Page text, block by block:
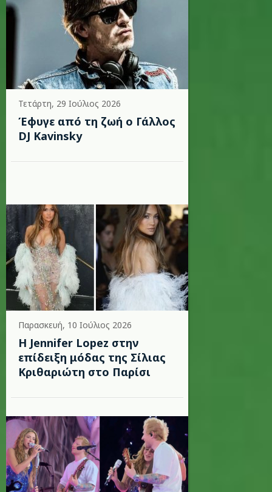
Τετάρτη, 29 Ιούλιος 2026
Έφυγε από τη ζωή ο Γάλλος
DJ Kavinsky
Παρασκευή, 10 Ιούλιος 2026
Η Jennifer Lopez στην
επίδειξη μόδας της Σίλιας
Κριθαριώτη στο Παρίσι